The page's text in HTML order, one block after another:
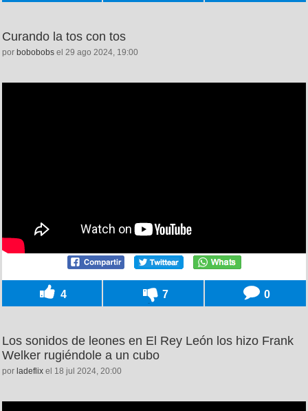
Curando la tos con tos
por bobobobs el 29 ago 2024, 19:00
4 7 0
Los sonidos de leones en El Rey León los hizo Frank
Welker rugiéndole a un cubo
por ladeflix el 18 jul 2024, 20:00